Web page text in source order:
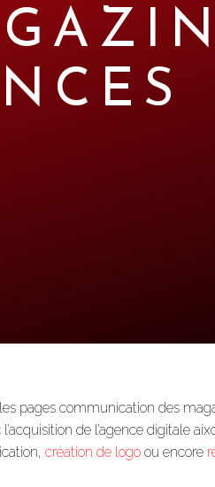
pages communication des
de l’agence digitale
création de logo ou encore